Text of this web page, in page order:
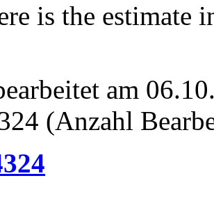
is the estimate
am
(Anzahl